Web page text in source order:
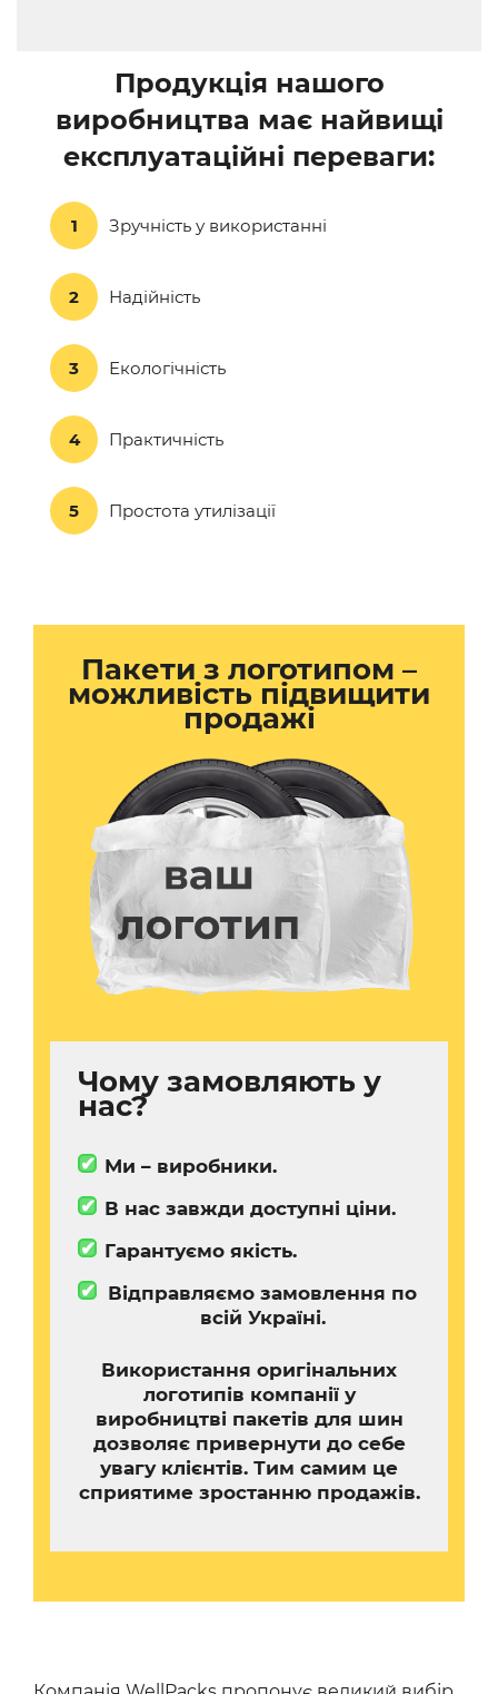
Продукція нашого
виробництва має найвищі
експлуатаційні переваги:
1 Зручність у використанні
2 Надійність
3 Екологічність
4 Практичність
5 Простота утилізації
Пакети з логотипом –
можливість підвищити
продажі
Чому замовляють у
нас?
✔ Ми – виробники.
✔ В нас завжди доступні ціни.
✔ Гарантуємо якість.
✔
Відправляємо замовлення по
всій Україні.
Використання оригінальних
логотипів компанії у
виробництві пакетів для шин
дозволяє привернути до себе
увагу клієнтів. Тим самим це
сприятиме зростанню продажів.